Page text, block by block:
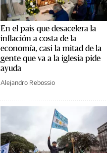
En el país que desacelera la
inflación a costa de la
economía, casi la mitad de la
gente que va a la iglesia pide
ayuda
Alejandro Rebossio